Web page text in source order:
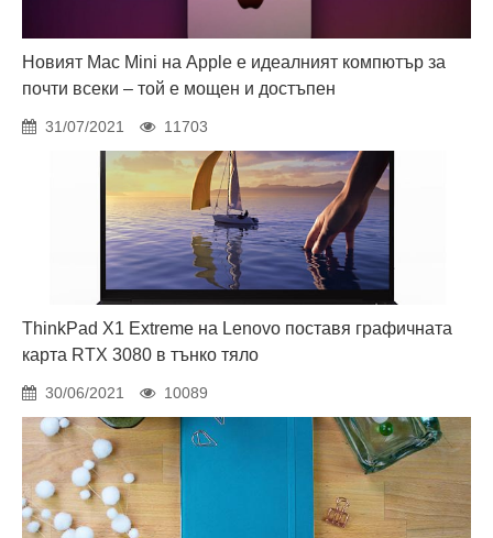
Новият Mac Mini на Apple е идеалният компютър за
почти всеки – той е мощен и достъпен
31/07/2021 11703
ThinkPad X1 Extreme на Lenovo поставя графичната
карта RTX 3080 в тънко тяло
30/06/2021 10089